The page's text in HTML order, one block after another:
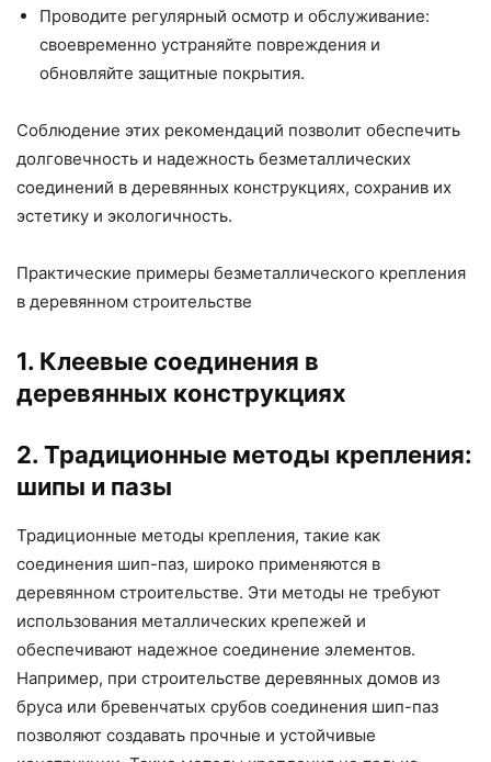
Проводите регулярный осмотр и обслуживание:
своевременно устраняйте повреждения и
обновляйте защитные покрытия.
Соблюдение этих рекомендаций позволит обеспечить
долговечность и надежность безметаллических
соединений в деревянных конструкциях, сохранив их
эстетику и экологичность.
Практические примеры безметаллического крепления
в деревянном строительстве
1. Клеевые соединения в
деревянных конструкциях
2. Традиционные методы крепления:
шипы и пазы
Традиционные методы крепления, такие как
соединения шип-паз, широко применяются в
деревянном строительстве. Эти методы не требуют
использования металлических крепежей и
обеспечивают надежное соединение элементов.
Например, при строительстве деревянных домов из
бруса или бревенчатых срубов соединения шип-паз
позволяют создавать прочные и устойчивые